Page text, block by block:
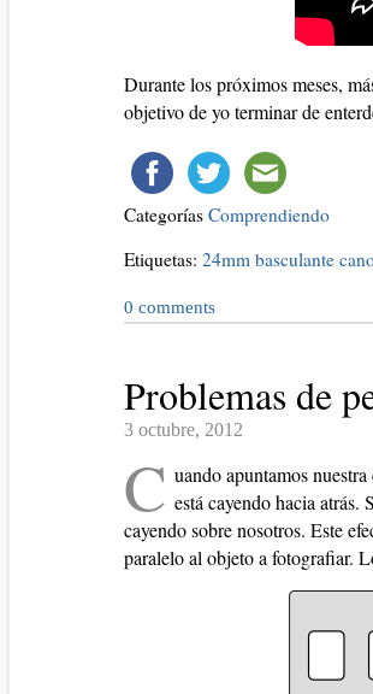
Durante los próximos meses,
objetivo de yo terminar de
Categorías Comprendiendo
Etiquetas: 24mm basculante
0 comments
Problemas de
3 octubre, 2012
C uando apuntamos
está cayendo hacia
cayendo sobre nosotros. Este
paralelo al objeto a fotografiar.